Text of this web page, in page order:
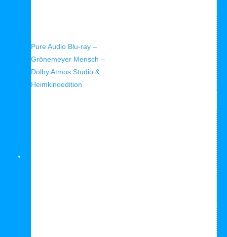
Pure Audio Blu-ray –
Grönemeyer Mensch –
Dolby Atmos Studio &
Heimkinoedition